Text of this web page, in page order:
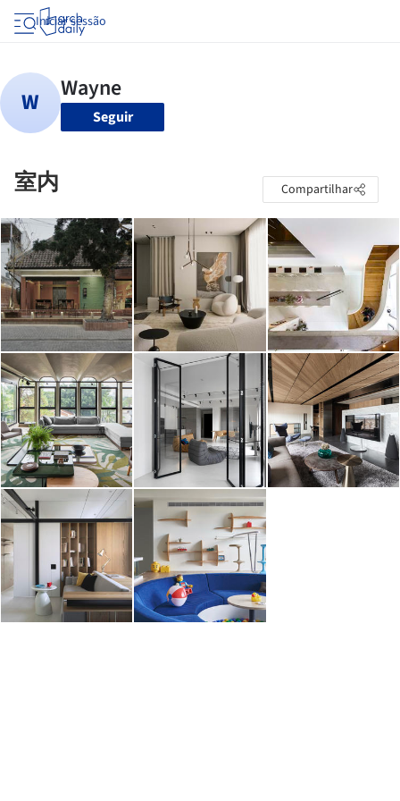
Iniciar sessão
Seguir
室内 Compartilhar